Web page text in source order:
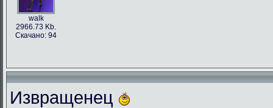
walk
2966.73 Kb.
Скачано: 94
Извращенец